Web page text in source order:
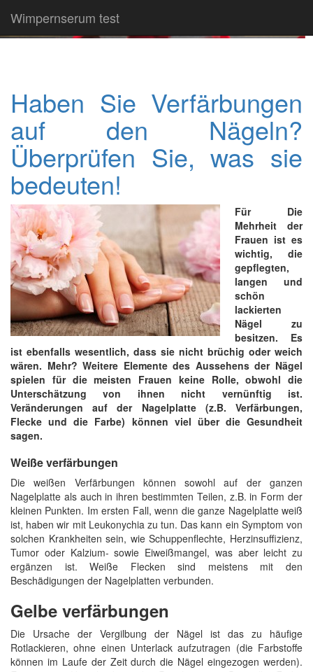
Wimpernserum test
Haben Sie Verfärbungen
auf den Nägeln?
Überprüfen Sie, was sie
bedeuten!
Für Die
Mehrheit der
Frauen ist es
wichtig, die
gepflegten,
langen und
schön
lackierten
Nägel zu
besitzen. Es
ist ebenfalls wesentlich, dass sie nicht brüchig oder weich
wären. Mehr? Weitere Elemente des Aussehens der Nägel
spielen für die meisten Frauen keine Rolle, obwohl die
Unterschätzung von ihnen nicht vernünftig ist.
Veränderungen auf der Nagelplatte (z.B. Verfärbungen,
Flecke und die Farbe) können viel über die Gesundheit
sagen.
Weiße verfärbungen
Die weißen Verfärbungen können sowohl auf der ganzen
Nagelplatte als auch in ihren bestimmten Teilen, z.B. in Form der
kleinen Punkten. Im ersten Fall, wenn die ganze Nagelplatte weiß
ist, haben wir mit Leukonychia zu tun. Das kann ein Symptom von
solchen Krankheiten sein, wie Schuppenflechte, Herzinsuffizienz,
Tumor oder Kalzium- sowie Eiweißmangel, was aber leicht zu
ergänzen ist. Weiße Flecken sind meistens mit den
Beschädigungen der Nagelplatten verbunden.
Gelbe verfärbungen
Die Ursache der Vergilbung der Nägel ist das zu häufige
Rotlackieren, ohne einen Unterlack aufzutragen (die Farbstoffe
können im Laufe der Zeit durch die Nägel eingezogen werden).